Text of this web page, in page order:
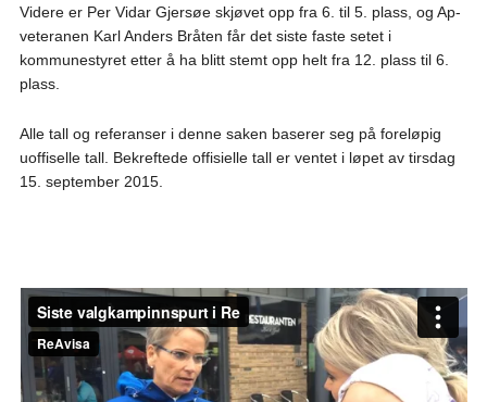
Videre er Per Vidar Gjersøe skjøvet opp fra 6. til 5. plass, og Ap-
veteranen Karl Anders Bråten får det siste faste setet i
kommunestyret etter å ha blitt stemt opp helt fra 12. plass til 6.
plass.
Alle tall og referanser i denne saken baserer seg på foreløpig
uoffiselle tall. Bekreftede offisielle tall er ventet i løpet av tirsdag
15. september 2015.